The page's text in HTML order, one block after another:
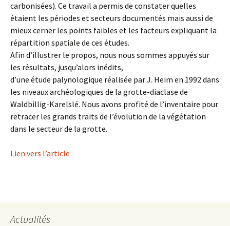
carbonisées). Ce travail a permis de constater quelles
étaient les périodes et secteurs documentés mais aussi de
mieux cerner les points faibles et les facteurs expliquant la
répartition spatiale de ces études.
Afin d’illustrer le propos, nous nous sommes appuyés sur
les résultats, jusqu’alors inédits,
d’une étude palynologique réalisée par J. Heim en 1992 dans
les niveaux archéologiques de la grotte-diaclase de
Waldbillig-Karelslé. Nous avons profité de l’inventaire pour
retracer les grands traits de l’évolution de la végétation
dans le secteur de la grotte.
Lien vers l’article
Actualités